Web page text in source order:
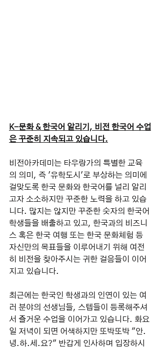
K-문화 & 한국어 알리기, 비전 한국어 수업
은 꾸준히 지속되고 있습니다.
비전아카데미는 타우랑가의 특별한 교육
의 의미, 즉 '유학도시'로 부상하는 의미에
걸맞도록 한국 문화와 한국어를 널리 알리
고자 소소하지만 꾸준한 노력을 하고 있습
니다. 많지는 않지만 꾸준한 숫자의 한국어
학생들을 배출하고 있고, 한국과의 비즈니
스 혹은 한국 여행 또는 한국 문화체험 등
자신만의 목표들을 이루어내기 위해 여전
히 비전을 찾아주시는 귀한 걸음들이 이어
지고 있습니다.
최근에는 한국인 학생과의 인연이 있는 여
러 분야의 선생님들, 스텝들이 등록해주셔
서 즐거운 수업을 이어가고 있습니다. 화요
일 저녁이 되면 어색하지만 또박또박 "안.
녕.하.세.요?" 반갑게 인사하며 입장하시